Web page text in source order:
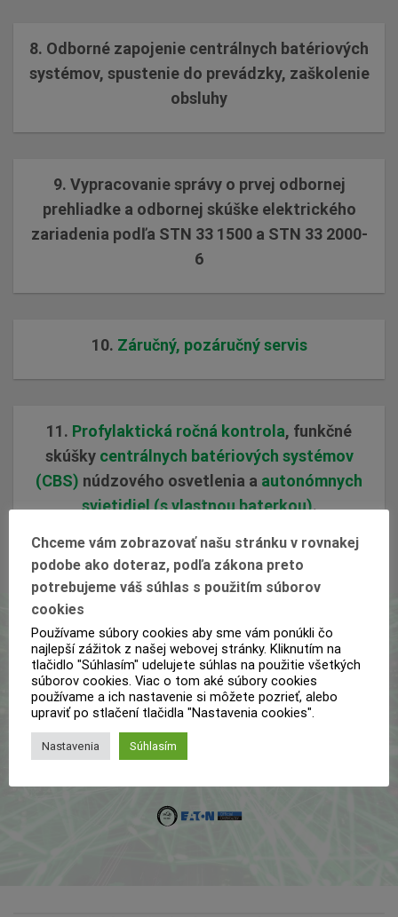
8. Odborné zapojenie centrálnych batériových
systémov, spustenie do prevádzky, zaškolenie
obsluhy
9. Vypracovanie správy o prvej odbornej
prehliadke a odbornej skúške elektrického
zariadenia podľa STN 33 1500 a STN 33 2000-
6
10. Záručný, pozáručný servis
11. Profylaktická ročná kontrola, funkčné
skúšky centrálnych batériových systémov
(CBS) núdzového osvetlenia a autonómnych
svietidiel (s vlastnou baterkou).
Spoločnosť HELPLUX, s.r.o. je oficiálny
distribútor a zmluvný partnervýrobcu
núdzového osvetlenia EATON
Slovenskú a Českú republiku.
Chceme vám zobrazovať našu stránku v rovnakej
podobe ako doteraz, podľa zákona preto
potrebujeme váš súhlas s použitím súborov
cookies
Používame súbory cookies aby sme vám ponúkli čo
najlepší zážitok z našej webovej stránky. Kliknutím na
tlačidlo "Súhlasím" udelujete súhlas na použitie všetkých
súborov cookies. Viac o tom aké súbory cookies
používame a ich nastavenie si môžete pozrieť, alebo
upraviť po stlačení tlačidla "Nastavenia cookies".
Nastavenia Súhlasím